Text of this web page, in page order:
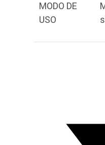
MODO DE
USO